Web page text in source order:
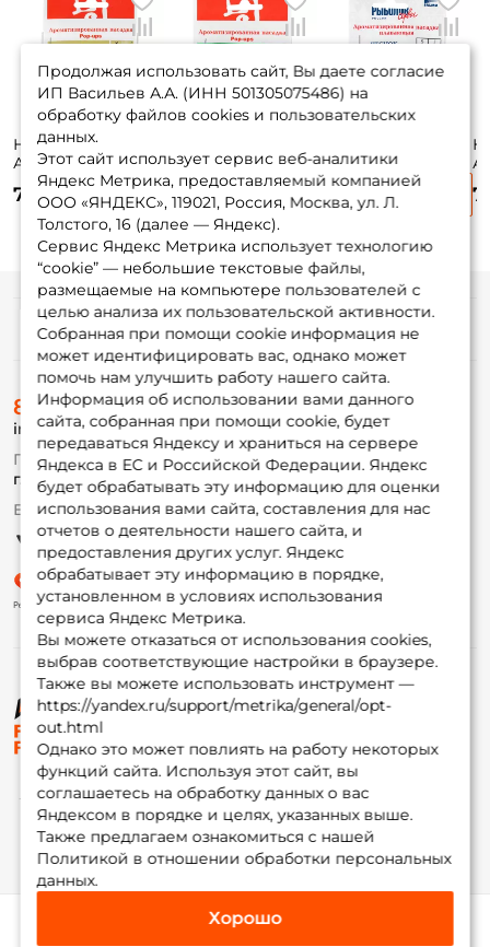
Насадка Salmo
Ароматизированная
XL АНИС беж.
75 ₽
Ароматизированная
XL КОНОПЛЯ
зелен.
75 ₽
Ароматизированная
XL ЧЕСНОК бел.
75 ₽
Продолжая использовать сайт, Вы даете согласие
ИП Васильев А.А. (ИНН 501305075486) на
обработку файлов cookies и пользовательских
данных.
Этот сайт использует сервис веб-аналитики
Яндекс Метрика, предоставляемый компанией
ООО «ЯНДЕКС», 119021, Россия, Москва, ул. Л.
Толстого, 16 (далее — Яндекс).
Сервис Яндекс Метрика использует технологию
“cookie” — небольшие текстовые файлы,
размещаемые на компьютере пользователей с
целью анализа их пользовательской активности.
Собранная при помощи cookie информация не
может идентифицировать вас, однако может
помочь нам улучшить работу нашего сайта.
Информация об использовании вами данного
сайта, собранная при помощи cookie, будет
передаваться Яндексу и храниться на сервере
Яндекса в ЕС и Российской Федерации. Яндекс
будет обрабатывать эту информацию для оценки
использования вами сайта, составления для нас
отчетов о деятельности нашего сайта, и
предоставления других услуг. Яндекс
обрабатывает эту информацию в порядке,
установленном в условиях использования
сервиса Яндекс Метрика.
Вы можете отказаться от использования cookies,
выбрав соответствующие настройки в браузере.
Также вы можете использовать инструмент —
https://yandex.ru/support/metrika/general/opt-
out.html
Однако это может повлиять на работу некоторых
функций сайта. Используя этот сайт, вы
соглашаетесь на обработку данных о вас
Яндексом в порядке и целях, указанных выше.
Также предлагаем ознакомиться с нашей
Политикой в отношении обработки персональных
данных.
Хорошо
© ФоксФишинг, 2009-2026
Информация
О магазине
Доставка
Оплата
Fox-bonus
Гуру
Партнерская программа
8 (495) 532-77-88
info@foxfishing.ru
По вопросам с заказом
г. Москва, ул. Плеханова д.7
Ежедневно 10:00 до 20:00